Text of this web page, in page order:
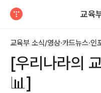
교육
교육부 소식/영상·카드뉴스·인
[우리나라의
📊]